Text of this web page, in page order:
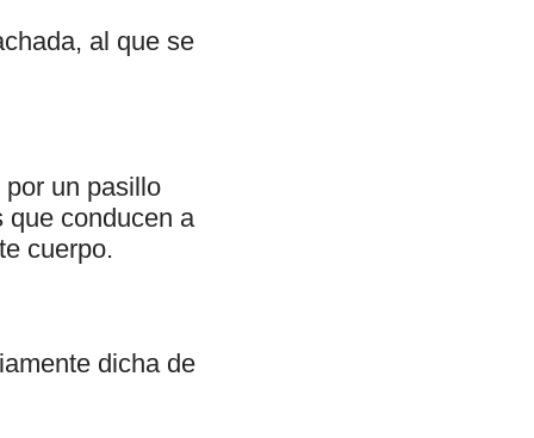
al que se
un pasillo
que conducen a
cuerpo.
dicha de